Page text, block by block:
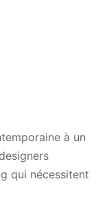
à un
qui nécessitent